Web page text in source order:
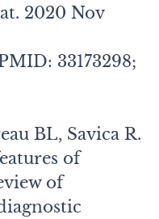
2020 Nov
33173298;
BL, Savica R.
of
of